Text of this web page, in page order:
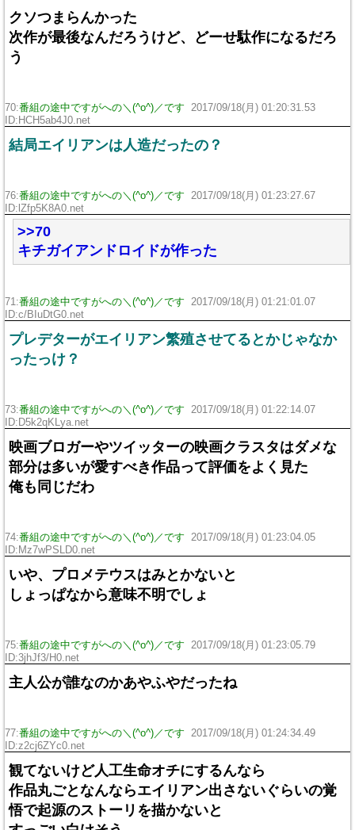
クソつまらんかった
次作が最後なんだろうけど、どーせ駄作になるだろ
う
70:番組の途中ですがへの＼(^o^)／です
2017/09/18(月) 01:20:31.53
ID:HCH5ab4J0.net
結局エイリアンは人造だったの？
76:番組の途中ですがへの＼(^o^)／です
2017/09/18(月) 01:23:27.67
ID:lZfp5K8A0.net
>>70
キチガイアンドロイドが作った
71:番組の途中ですがへの＼(^o^)／です
2017/09/18(月) 01:21:01.07
ID:c/BIuDtG0.net
プレデターがエイリアン繁殖させてるとかじゃなか
ったっけ？
73:番組の途中ですがへの＼(^o^)／です
2017/09/18(月) 01:22:14.07
ID:D5k2qKLya.net
映画ブロガーやツイッターの映画クラスタはダメな
部分は多いが愛すべき作品って評価をよく見た
俺も同じだわ
74:番組の途中ですがへの＼(^o^)／です
2017/09/18(月) 01:23:04.05
ID:Mz7wPSLD0.net
いや、プロメテウスはみとかないと
しょっぱなから意味不明でしょ
75:番組の途中ですがへの＼(^o^)／です
2017/09/18(月) 01:23:05.79
ID:3jhJf3/H0.net
主人公が誰なのかあやふやだったね
77:番組の途中ですがへの＼(^o^)／です
2017/09/18(月) 01:24:34.49
ID:z2cj6ZYc0.net
観てないけど人工生命オチにするんなら
作品丸ごとなんならエイリアン出さないぐらいの覚
悟で起源のストーリを描かないと